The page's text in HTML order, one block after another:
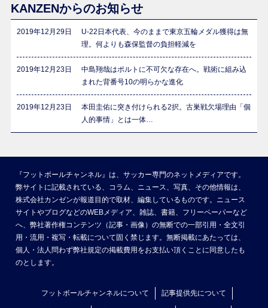
KANZENからのお知らせ
2019年12月29日
U-22日本代表、今のままで東京五輪メダル獲得は無
理。何よりも森保監督の負担軽減を
2019年12月23日
中島翔哉はポルトに不可欠な存在へ。戦術に組み込
まれた背番号10の明らかな進化
2019年12月23日
本田圭佑に突き付けられる2択。古巣戦欠場理由「個
人的事情」とは一体…
『フットボールチャンネル』は、サッカー専門のネットメディアです。
弊サイトに記載されている、コラム、ニュース、写真、その他情報は、
株式会社カンゼンが報道目的で取材、編集しているものです。ニュース
サイトやブログなどのWEBメディア、雑誌、書籍、フリーペーパーなど
へ、弊社著作権コンテンツ（記事・画像）の無断での一部引用・全文引
用・流用・複写・転載について固く禁じます。無断掲載にあたっては、
個人・法人問わず弊社規定の掲載費用をお支払い頂くことに同意したも
のとします。
フットボールチャンネルについて 記事提供先について